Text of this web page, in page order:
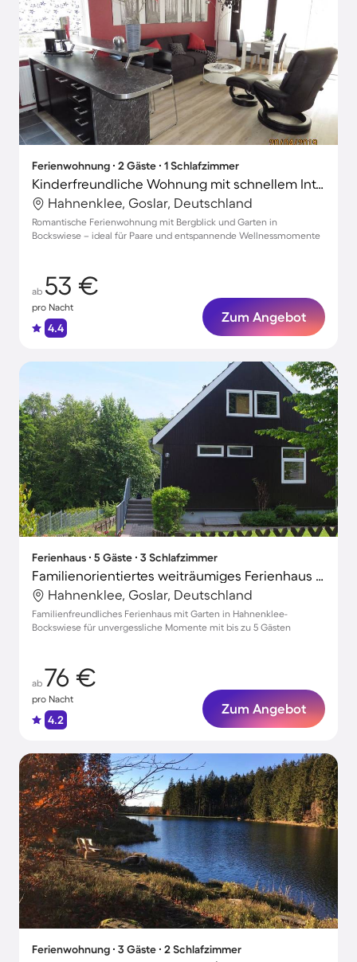
Ferienwohnung ∙ 2 Gäste ∙ 1 Schlafzimmer
Kinderfreundliche Wohnung mit schnellem Internet, Garten und Terrasse | Bergblick
Hahnenklee, Goslar, Deutschland
Romantische Ferienwohnung mit Bergblick und Garten in
Bockswiese – ideal für Paare und entspannende Wellnessmomente
ab 53 €
pro Nacht
4.4
Zum Angebot
Ferienhaus ∙ 5 Gäste ∙ 3 Schlafzimmer
Familienorientiertes weiträumiges Ferienhaus mit Terrasse und Garten | Haustierfreundlich
Hahnenklee, Goslar, Deutschland
Familienfreundliches Ferienhaus mit Garten in Hahnenklee-
Bockswiese für unvergessliche Momente mit bis zu 5 Gästen
ab 76 €
pro Nacht
4.2
Zum Angebot
Ferienwohnung ∙ 3 Gäste ∙ 2 Schlafzimmer